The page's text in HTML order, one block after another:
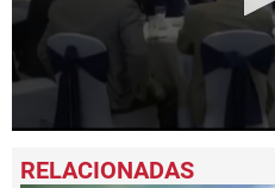
seconds
of